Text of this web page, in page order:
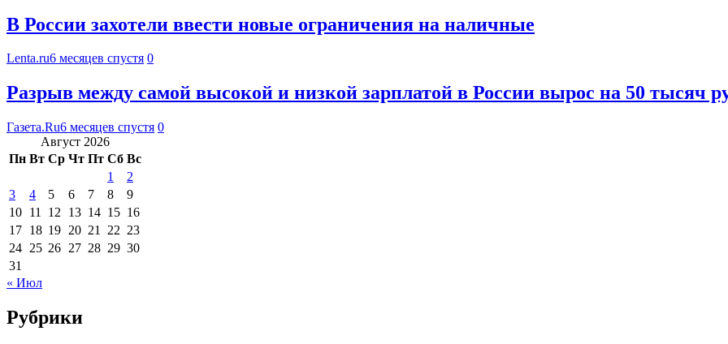
В России захотели ввести новые ограничения на наличные
Lenta.ru6 месяцев спустя 0
Разрыв между самой высокой и низкой зарплатой в России вырос на 50 тысяч
Газета.Ru6 месяцев спустя 0
Август 2026
Пн Вт Ср Чт Пт Сб Вс
1
2
3
4 5 6 7 8
9
10 11 12 13 14 15 16
17 18 19 20 21 22 23
24 25 26 27 28 29 30
31
« Июл
Рубрики